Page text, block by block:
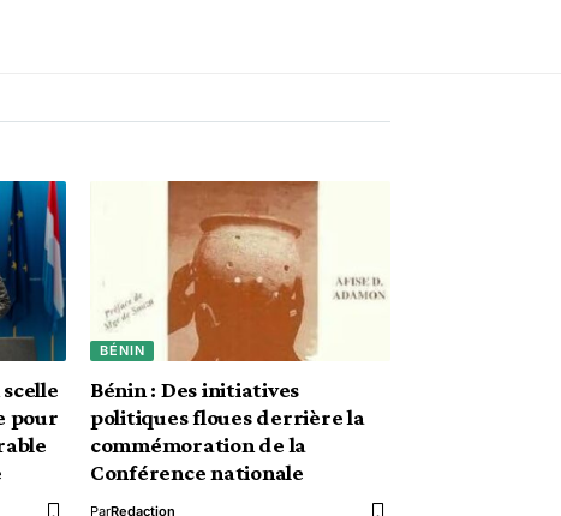
pour
BÉNIN
Bénin : Des initiatives
politiques floues derrière la
commémoration de la
Conférence nationale
ParRedaction